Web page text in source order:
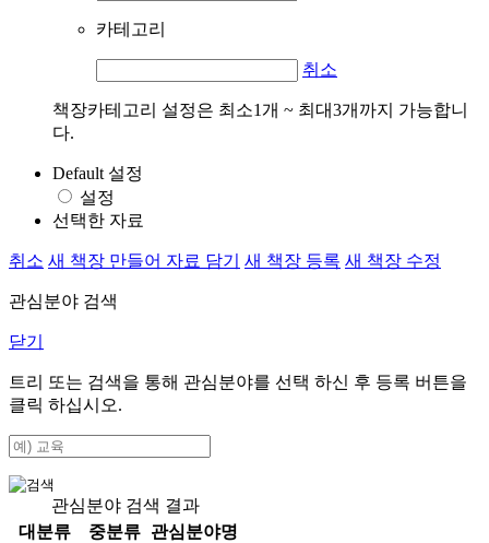
카테고리
취소
책장카테고리 설정은 최소1개 ~ 최대3개까지 가능합니
다.
Default 설정
설정
선택한 자료
취소 새 책장 만들어 자료 담기 새 책장 등록 새 책장 수정
관심분야 검색
닫기
트리 또는 검색을 통해 관심분야를 선택 하신 후 등록 버튼을
클릭 하십시오.
관심분야 검색 결과
대분류
중분류
관심분야명